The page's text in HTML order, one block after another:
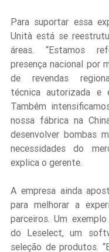
Para suportar essa
Unità está se
áreas. “Estamos
presença nacional por
de revendas
técnica autorizada e
Também
nossa fábrica na
desenvolver bombas
necessidades do
explica o gerente.
A empresa ainda
para melhorar a
parceiros. Um
do Leselect, um
seleção de produtos.